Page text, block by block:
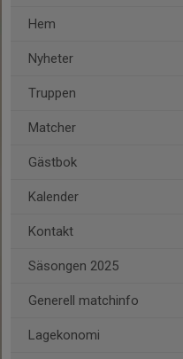
Hem
Nyheter
Truppen
Matcher
Gästbok
Kalender
Kontakt
Säsongen 2025
Generell matchinfo
Lagekonomi